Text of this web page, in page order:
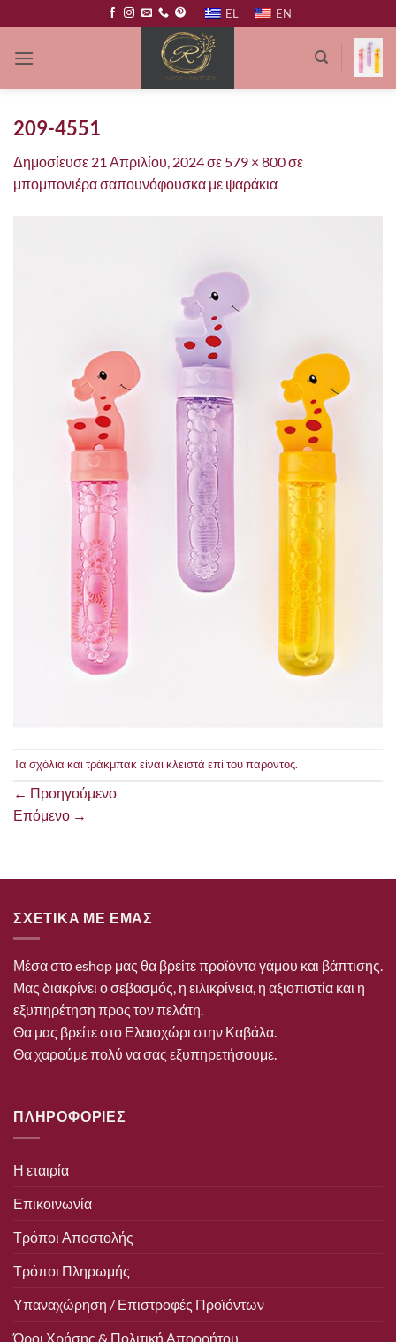
στο
περιεχόμενο
EL EN
209-4551
Δημοσίευσε 21 Απριλίου, 2024σε 579 × 800σε
μπομπονιέρα σαπουνόφουσκα με ψαράκια
Τα σχόλια και τράκμπακ είναι κλειστά επί του παρόντος.
← Προηγούμενο
Επόμενο →
ΣΧΕΤΙΚΑ ΜΕ ΕΜΑΣ
Μέσα στο eshop μας θα βρείτε προϊόντα γάμου και βάπτισης.
Μας διακρίνει ο σεβασμός, η ειλικρίνεια, η αξιοπιστία και η
εξυπηρέτηση προς τον πελάτη.
Θα μας βρείτε στο Ελαιοχώρι στην Καβάλα.
Θα χαρούμε πολύ να σας εξυπηρετήσουμε.
ΠΛΗΡΟΦΟΡΙΕΣ
Η εταιρία
Επικοινωνία
Τρόποι Αποστολής
Τρόποι Πληρωμής
Υπαναχώρηση / Επιστροφές Προϊόντων
Όροι Χρήσης & Πολιτική Απορρήτου